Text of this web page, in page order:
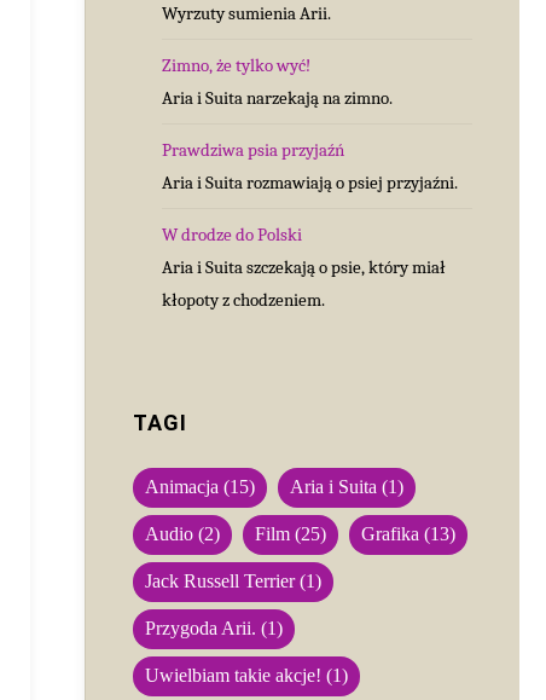
Wyrzuty sumienia Arii.
Zimno, że tylko wyć!
Aria i Suita narzekają na zimno.
Prawdziwa psia przyjaźń
Aria i Suita rozmawiają o psiej przyjaźni.
W drodze do Polski
Aria i Suita szczekają o psie, który miał
kłopoty z chodzeniem.
TAGI
Animacja (15) Aria i Suita (1)
Audio (2) Film (25) Grafika (13)
Jack Russell Terrier(1)
Przygoda Arii. (1)
Uwielbiam takie akcje! (1)